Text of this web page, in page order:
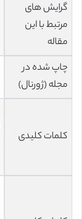
گرایش های
مرتبط با این
مقاله
چاپ شده در
مجله (ژورنال)
کلمات کلیدی